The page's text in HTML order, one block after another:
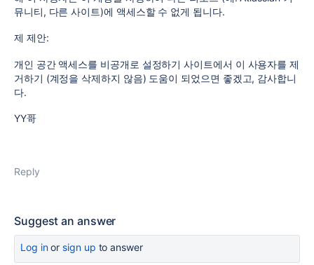
뮤니티, 다른 사이트)에 액세스할 수 없게 됩니다.
제 제안:
개인 공간 액세스를 비공개로 설정하기 사이트에서 이 사용자를 제
거하기 (계정을 삭제하지 않음) 도움이 되었으면 좋겠고, 감사합니
다.
YY哥
Reply
Suggest an answer
Log inor sign up to answer